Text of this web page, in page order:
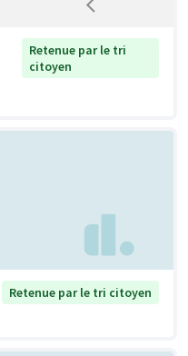
Retenue par le tri
citoyen
Retenue par le tri citoyen